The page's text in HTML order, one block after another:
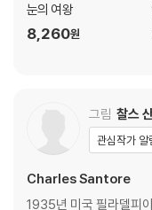
눈의 여왕
8,260원
그림 찰스
관심작가 알
Charles Santore
1935년 미국 필라델피